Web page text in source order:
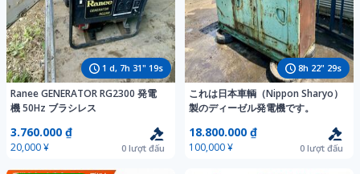
1 d, 7h 31" 17s
Ranee GENERATOR RG2300 発電
機 50Hz ブラシレス
3.760.000 ₫
20,000 ¥ 0 lượt đấu
8h 22" 27s
これは日本車輌（Nippon Sharyo）
製のディーゼル発電機です。
18.800.000 ₫
100,000 ¥ 0 lượt đấu